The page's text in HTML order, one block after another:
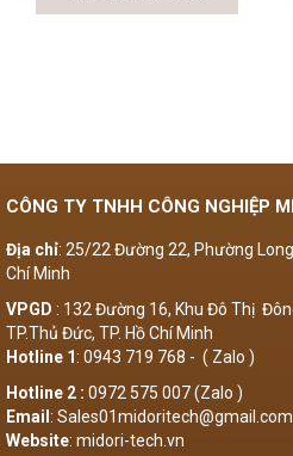
CÔNG TY TNHH CÔNG NGHIỆP
Địa chỉ: 25/22 Đường 22, Phường
Chí Minh
VPGD : 132 Đường 16, Khu Đô Thị
TP.Thủ Đức, TP. Hồ Chí Minh
Hotline 1: 0943 719 768 - ( Zalo )
Hotline 2 : 0972 575 007 (Zalo )
Email :
Website: midori-tech.vn